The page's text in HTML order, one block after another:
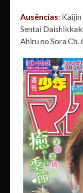
Ausências:
Sentai
Ahiru no Sora